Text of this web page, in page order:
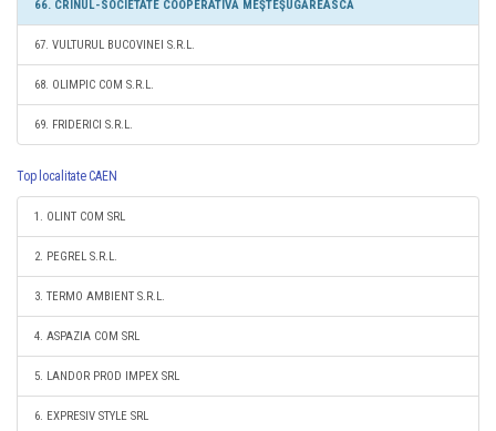
66. CRINUL-SOCIETATE COOPERATIVĂ MEŞTEŞUGĂREASCĂ
67. VULTURUL BUCOVINEI S.R.L.
68. OLIMPIC COM S.R.L.
69. FRIDERICI S.R.L.
Top localitate CAEN
1. OLINT COM SRL
2. PEGREL S.R.L.
3. TERMO AMBIENT S.R.L.
4. ASPAZIA COM SRL
5. LANDOR PROD IMPEX SRL
6. EXPRESIV STYLE SRL